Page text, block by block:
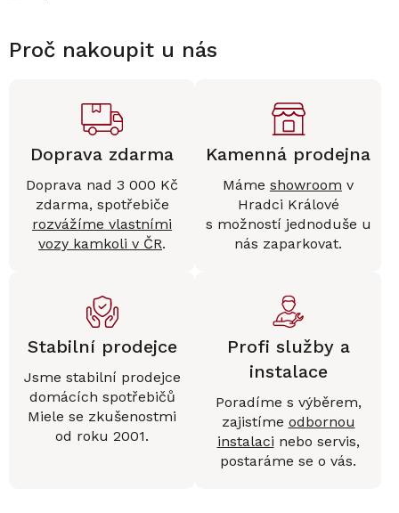
Proč nakoupit u nás
Doprava zdarma
Doprava nad 3 000 Kč
zdarma, spotřebiče
rozvážíme vlastními
vozy kamkoli v ČR.
Kamenná prodejna
Máme showroom v
Hradci Králové
s možností jednoduše u
nás zaparkovat.
Stabilní prodejce
Jsme stabilní prodejce
domácích spotřebičů
Miele se zkušenostmi
od roku 2001.
Profi služby a
instalace
Poradíme s výběrem,
zajistíme odbornou
instalaci nebo servis,
postaráme se o vás.